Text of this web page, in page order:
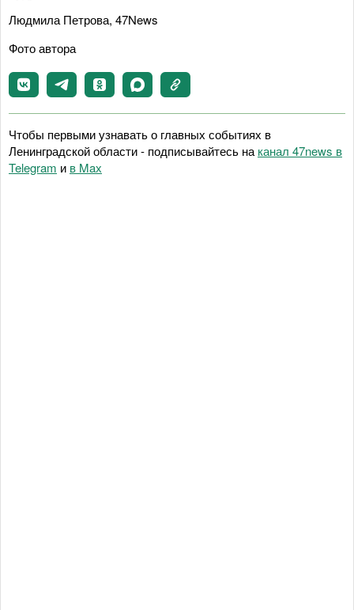
Людмила Петрова, 47News
Фото автора
Чтобы первыми узнавать о главных событиях в
Ленинградской области - подписывайтесь на канал 47news в
Telegram и в Maх